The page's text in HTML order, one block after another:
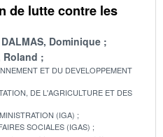
de lutte contre les
DALMAS, Dominique
Roland
ET DU DEVELOPPEMENT
DE L'AGRICULTURE ET DES
(IGA)
SOCIALES (IGAS)